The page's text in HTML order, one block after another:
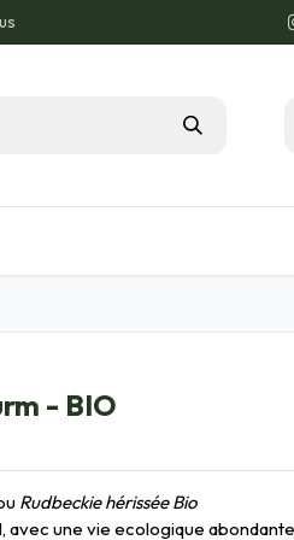
- BIO
Rudbeckie hérissée Bio
avec une vie ecologique